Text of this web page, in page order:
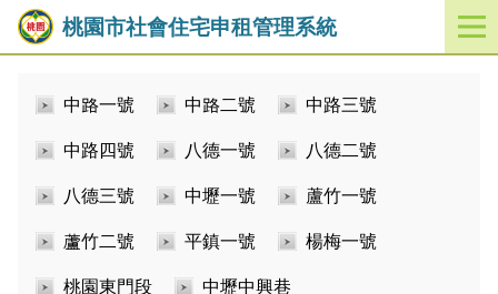
桃園市社會住宅申租管理系統
開
啟
中路一號 中路二號 中路三號
中路四號 八德一號 八德二號
八德三號 中壢一號 蘆竹一號
蘆竹二號 平鎮一號 楊梅一號
桃園東門段 中壢中興巷